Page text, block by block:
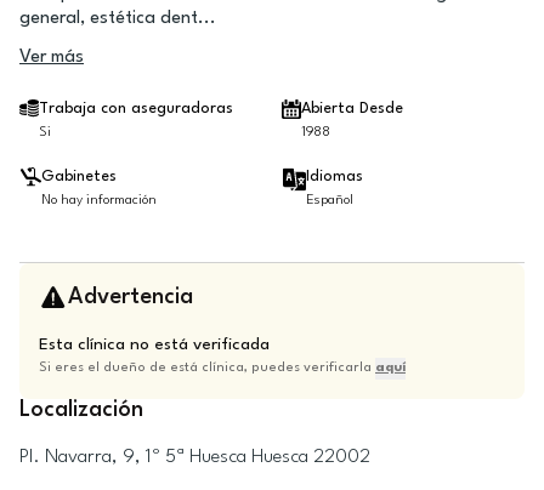
general, estética dent...
Ver más
Trabaja con aseguradoras
Si
Abierta Desde
1988
Gabinetes
No hay información
Idiomas
Español
Advertencia
Esta clínica no está verificada
Si eres el dueño de está clínica, puedes verificarla aquí
Localización
Pl. Navarra, 9, 1º 5ª Huesca Huesca 22002